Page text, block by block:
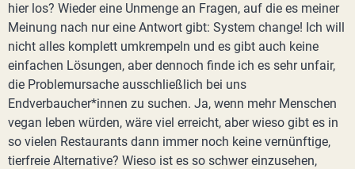
hier los? Wieder eine Unmenge an Fragen, auf die es meiner
Meinung nach nur eine Antwort gibt: System change! Ich will
nicht alles komplett umkrempeln und es gibt auch keine
einfachen Lösungen, aber dennoch finde ich es sehr unfair,
die Problemursache ausschließlich bei uns
Endverbaucher*innen zu suchen. Ja, wenn mehr Menschen
vegan leben würden, wäre viel erreicht, aber wieso gibt es in
so vielen Restaurants dann immer noch keine vernünftige,
tierfreie Alternative? Wieso ist es so schwer einzusehen,